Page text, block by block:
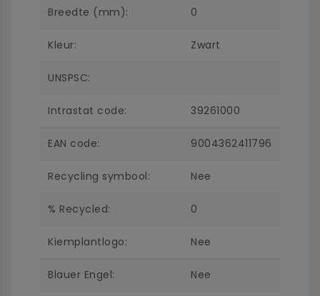
Breedte (mm): 0
Kleur: Zwart
UNSPSC:
Intrastat code: 39261000
EAN code: 9004362411796
Recycling symbool: Nee
% Recycled: 0
Kiemplantlogo: Nee
Blauer Engel: Nee